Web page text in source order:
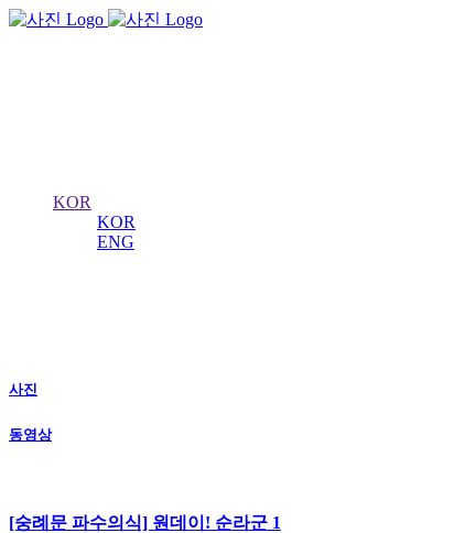
KOR
KOR
ENG
사진
동영상
[숭례문 파수의식] 원데이! 순라군 1